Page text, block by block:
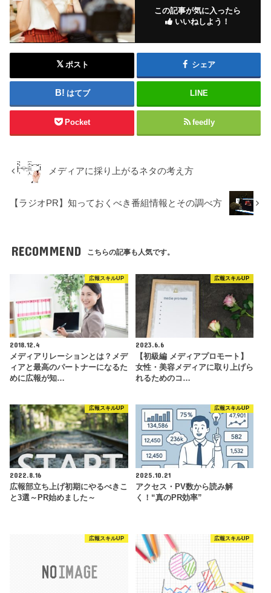
この記事が気に入ったら
いいねしよう！
ポスト シェア
はてブ LINE
Pocket feedly
メディアに採り上がるネタの考え方
【ラジオPR】知っておくべき番組情報とその調べ方
RECOMMEND こちらの記事も人気です。
広報スキルUP
2018.12.4
メディアリレーションとは？メデ
ィアと最高のパートナーになるた
めに広報が知…
広報スキルUP
2023.6.6
【初級編 メディアプロモート】
女性・美容メディアに取り上げら
れるためのコ…
広報スキルUP
2022.8.16
広報部立ち上げ初期にやるべきこ
と3選～PR始めました～
広報スキルUP
2025.10.21
アクセス・PV数から読み解
く！“真のPR効率”
広報スキルUP 広報スキルUP